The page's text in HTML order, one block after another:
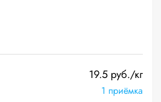
19.5 руб./кг
1 приёмка